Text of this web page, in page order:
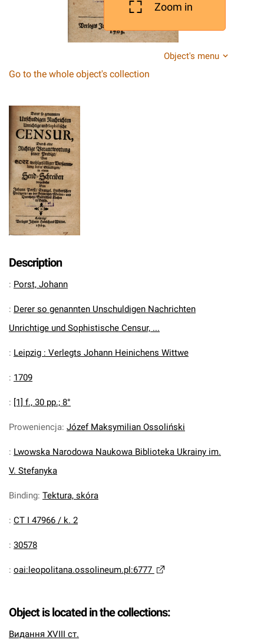
Zoom in
Object's menu
Go to the whole object's collection
Description
: Porst, Johann
: Derer so genannten Unschuldigen Nachrichten
Unrichtige und Sophistische Censur, ...
: Leipzig : Verlegts Johann Heinichens Wittwe
: 1709
: [1] f., 30 pp.; 8°
Proweniencja: Józef Maksymilian Ossoliński
: Lwowska Narodowa Naukowa Biblioteka Ukrainy im.
V. Stefanyka
Binding: Tektura, skóra
: CT I 47966 / k. 2
: 30578
: oai:leopolitana.ossolineum.pl:6777
Object is located in the collections:
Видання XVIII ст.